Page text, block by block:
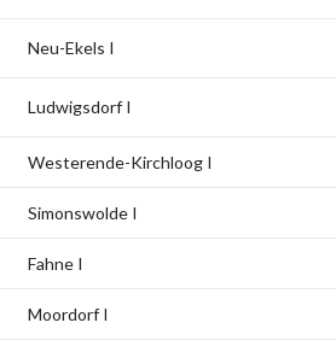
Neu-Ekels I
Ludwigsdorf I
Westerende-Kirchloog I
Simonswolde I
Fahne I
Moordorf I